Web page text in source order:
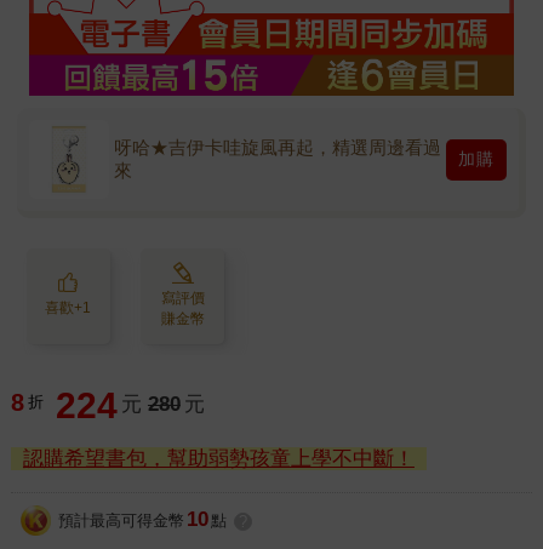
呀哈★吉伊卡哇旋風再起，精選周邊看過
來
加購
喜歡+1
寫評價
賺金幣
8 折 224 元 280 元
認購希望書包，幫助弱勢孩童上學不中斷！
預計最高可得金幣 10 點